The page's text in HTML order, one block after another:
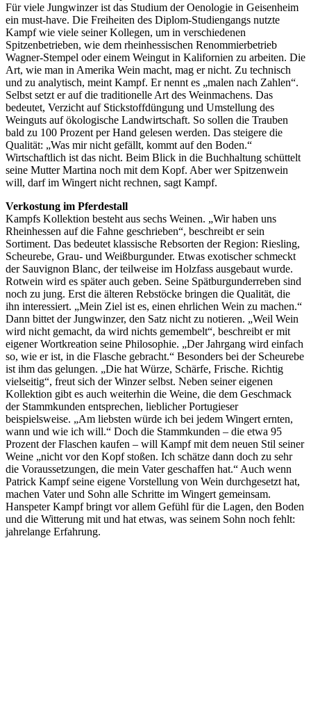
Für viele Jungwinzer ist das Studium der Oenologie in Geisenheim
ein must-have. Die Freiheiten des Diplom-Studiengangs nutzte
Kampf wie viele seiner Kollegen, um in verschiedenen
Spitzenbetrieben, wie dem rheinhessischen Renommierbetrieb
Wagner-Stempel oder einem Weingut in Kalifornien zu arbeiten. Die
Art, wie man in Amerika Wein macht, mag er nicht. Zu technisch
und zu analytisch, meint Kampf. Er nennt es „malen nach Zahlen“.
Selbst setzt er auf die traditionelle Art des Weinmachens. Das
bedeutet, Verzicht auf Stickstoffdüngung und Umstellung des
Weinguts auf ökologische Landwirtschaft. So sollen die Trauben
bald zu 100 Prozent per Hand gelesen werden. Das steigere die
Qualität: „Was mir nicht gefällt, kommt auf den Boden.“
Wirtschaftlich ist das nicht. Beim Blick in die Buchhaltung schüttelt
seine Mutter Martina noch mit dem Kopf. Aber wer Spitzenwein
will, darf im Wingert nicht rechnen, sagt Kampf.
Verkostung im Pferdestall
Kampfs Kollektion besteht aus sechs Weinen. „Wir haben uns
Rheinhessen auf die Fahne geschrieben“, beschreibt er sein
Sortiment. Das bedeutet klassische Rebsorten der Region: Riesling,
Scheurebe, Grau- und Weißburgunder. Etwas exotischer schmeckt
der Sauvignon Blanc, der teilweise im Holzfass ausgebaut wurde.
Rotwein wird es später auch geben. Seine Spätburgunderreben sind
noch zu jung. Erst die älteren Rebstöcke bringen die Qualität, die
ihn interessiert. „Mein Ziel ist es, einen ehrlichen Wein zu machen.“
Dann bittet der Jungwinzer, den Satz nicht zu notieren. „Weil Wein
wird nicht gemacht, da wird nichts gemembelt“, beschreibt er mit
eigener Wortkreation seine Philosophie. „Der Jahrgang wird einfach
so, wie er ist, in die Flasche gebracht.“ Besonders bei der Scheurebe
ist ihm das gelungen. „Die hat Würze, Schärfe, Frische. Richtig
vielseitig“, freut sich der Winzer selbst. Neben seiner eigenen
Kollektion gibt es auch weiterhin die Weine, die dem Geschmack
der Stammkunden entsprechen, lieblicher Portugieser
beispielsweise. „Am liebsten würde ich bei jedem Wingert ernten,
wann und wie ich will.“ Doch die Stammkunden – die etwa 95
Prozent der Flaschen kaufen – will Kampf mit dem neuen Stil seiner
Weine „nicht vor den Kopf stoßen. Ich schätze dann doch zu sehr
die Voraussetzungen, die mein Vater geschaffen hat.“ Auch wenn
Patrick Kampf seine eigene Vorstellung von Wein durchgesetzt hat,
machen Vater und Sohn alle Schritte im Wingert gemeinsam.
Hanspeter Kampf bringt vor allem Gefühl für die Lagen, den Boden
und die Witterung mit und hat etwas, was seinem Sohn noch fehlt:
jahrelange Erfahrung.